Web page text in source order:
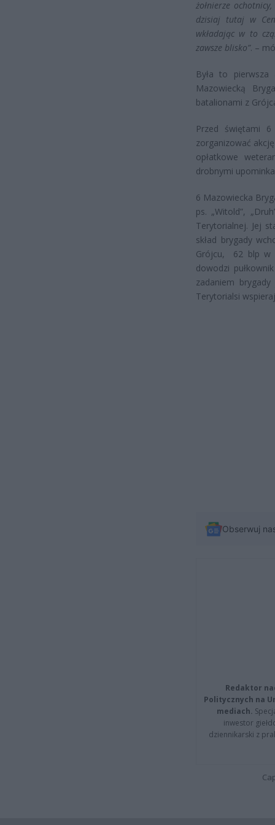
żołnierze
dzisiaj tutaj w
wkładając w to
zawsze blisko”. –
Była to
Mazowiecką
batalionami z
Przed świętami
zorganizować
opłatkowe
drobnymi
6 Mazowiecka
ps. „Witold”,
Terytorialnej. Jej
skład brygady
Grójcu, 62 blp w
dowodzi
zadaniem
Terytorialsi
Obserwuj
Redaktor
Politycznych na
mediach.
inwestor
dziennikarski z